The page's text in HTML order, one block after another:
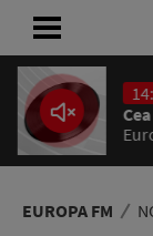
EUROPA FM
ACASĂ
ȘTIRI
RADIO